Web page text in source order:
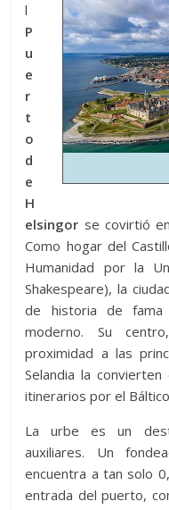
l
P
u
e
r
t
o
d
e
H
elsingor se covirtió
Como hogar del
Humanidad por la
Shakespeare), la
de historia de fama
moderno. Su
proximidad a las
Selandia la
itinerarios por el
La urbe es un
auxiliares. Un
encuentra a tan solo
entrada del puerto,